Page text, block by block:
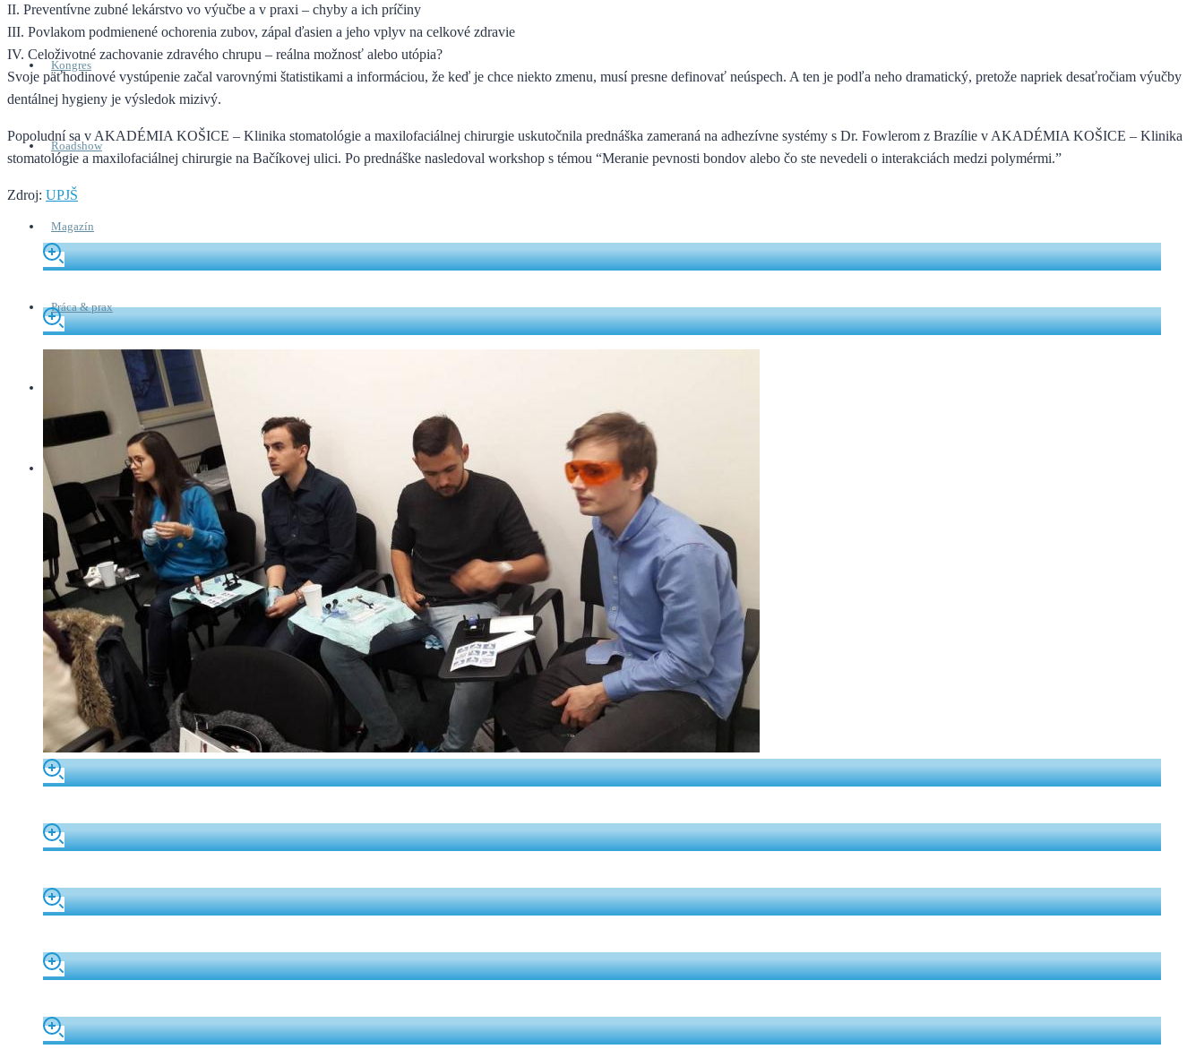
Kongres
Roadshow
Magazín
Práca & prax
II. Preventívne zubné lekárstvo vo výučbe a v praxi – chyby a ich príčiny
III. Povlakom podmienené ochorenia zubov, zápal ďasien a jeho vplyv na celkové zdravie
IV. Celoživotné zachovanie zdravého chrupu – reálna možnosť alebo utópia?
Svoje päťhodinové vystúpenie začal varovnými štatistikami a informáciou, že keď je chce niekto zmenu, musí presne definovať neúspech. A ten je podľa neho dramatický, pretože napriek desaťročiam výučby
dentálnej hygieny je výsledok mizivý.
Popoludní sa v AKADÉMIA KOŠICE – Klinika stomatológie a maxilofaciálnej chirurgie uskutočnila prednáška zameraná na adhezívne systémy s Dr. Fowlerom z Brazílie v AKADÉMIA KOŠICE – Klinika
stomatológie a maxilofaciálnej chirurgie na Bačíkovej ulici. Po prednáške nasledoval workshop s témou “Meranie pevnosti bondov alebo čo ste nevedeli o interakciách medzi polymérmi.”
Zdroj: UPJŠ